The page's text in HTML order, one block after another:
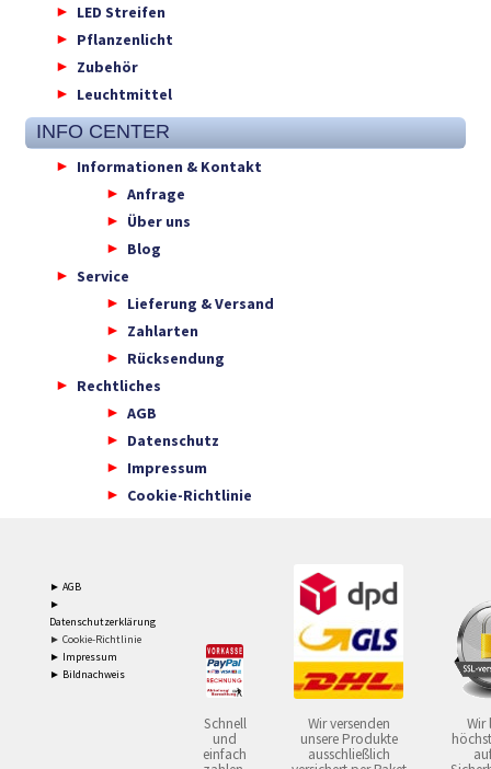
LED Streifen
Pflanzenlicht
Zubehör
Leuchtmittel
INFO CENTER
Informationen & Kontakt
Anfrage
Über uns
Blog
Service
Lieferung & Versand
Zahlarten
Rücksendung
Rechtliches
AGB
Datenschutz
Impressum
Cookie-Richtlinie
► AGB
►
Datenschutzerklärung
► Cookie-Richtlinie
► Impressum
► Bildnachweis
Schnell
und
einfach
Wir versenden
unsere Produkte
ausschließlich
Wir